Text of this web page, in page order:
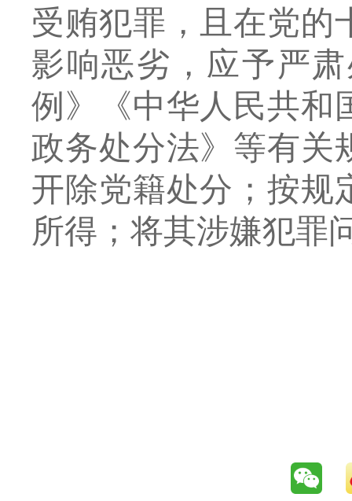
受贿犯罪，且在党的
影响恶劣 ，应予严
例》《中华人民共和
政务处分法》等有关
开除党籍处分；按规
所得；将其涉嫌犯罪